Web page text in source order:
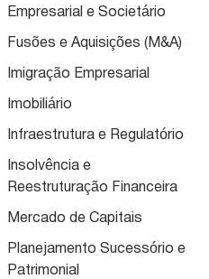
Empresarial e Societário
Fusões e Aquisições (M&A)
Imigração Empresarial
Imobiliário
Infraestrutura e Regulatório
Insolvência e
Reestruturação Financeira
Mercado de Capitais
Planejamento Sucessório e
Patrimonial